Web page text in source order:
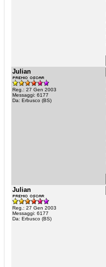
Julian
Reg.: 27 Gen 2003
Messaggi: 6177
Da: Erbusco (BS)
Julian
Reg.: 27 Gen 2003
Messaggi: 6177
Da: Erbusco (BS)